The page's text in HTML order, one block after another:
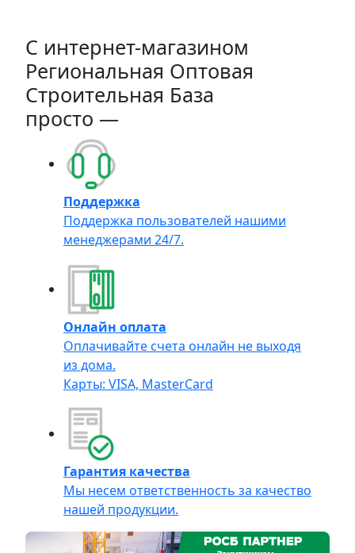
C интернет-магазином
Региональная Оптовая
Строительная База
просто —
Поддержка
Поддержка пользователей нашими
менеджерами 24/7.
Онлайн оплата
Оплачивайте счета онлайн не выходя
из дома.
Карты: VISA, MasterCard
Гарантия качества
Мы несем ответственность за качество
нашей продукции.